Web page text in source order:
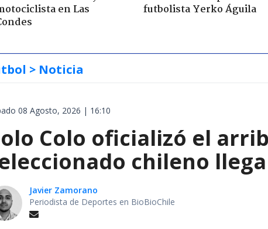
en Las
futbolista Yerko Águila
> Noticia
08 Agosto, 2026 | 16:10
Colo oficializó el
chileno
Javier Zamorano
Periodista de Deportes en BioBioChile